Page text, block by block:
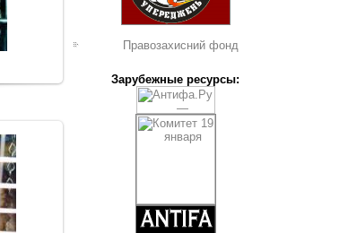
Правозахисний фонд
Зарубежные ресурсы: